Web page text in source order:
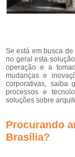
Se está em busca
no geral esta
operação e a
mudanças e
corporativas, saiba
processos e
soluções sobre
Procurando
Brasília?